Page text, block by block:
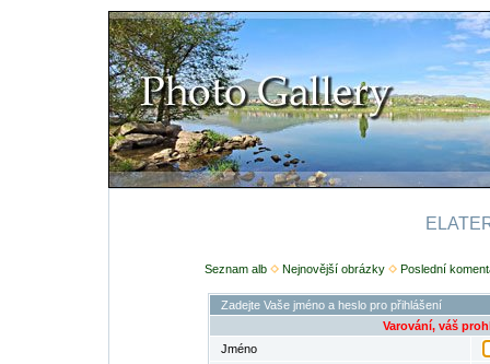
Seznam alb Nejnovější obrázky Poslední
Zadejte Vaše jméno a heslo pro přihlášení
Varování, váš
Jméno